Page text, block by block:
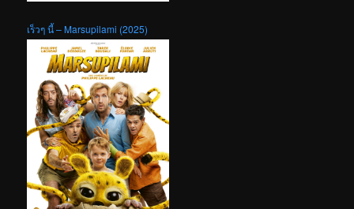
เร็วๆ นี้ – Marsupilami (2025)